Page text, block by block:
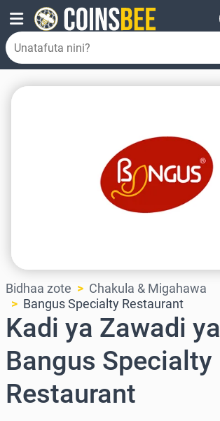
Bidhaa zote
Chakula & Migahawa
Bangus Specialty Restaurant
Kadi ya Zawadi ya
Bangus Specialty
Restaurant